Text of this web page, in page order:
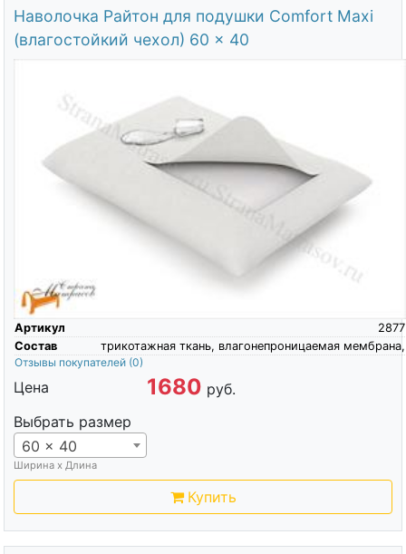
Наволочка Райтон для подушки Comfort Maxi
(влагостойкий чехол) 60 x 40
Артикул
2877
Состав
трикотажная ткань, влагонепроницаемая мембрана,
Отзывы покупателей (0)
Цена 1680 руб.
Выбрать размер
60 x 40
Ширина х Длина
Купить